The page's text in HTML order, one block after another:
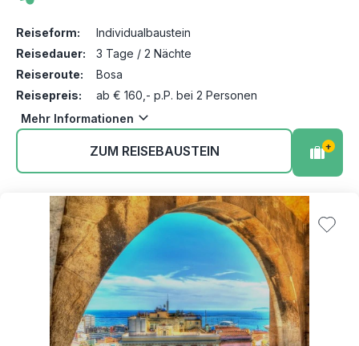
Reiseform:
Individualbaustein
Reisedauer:
3 Tage / 2 Nächte
Reiseroute:
Bosa
Reisepreis:
ab € 160,- p.P. bei 2 Personen
Mehr Informationen
ZUM REISEBAUSTEIN +